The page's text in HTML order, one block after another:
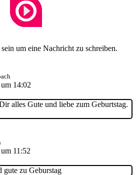
um eine Nachricht zu schreiben.
14:02
alles Gute und liebe zum Geburtstag.
11:52
gute zu Geburstag